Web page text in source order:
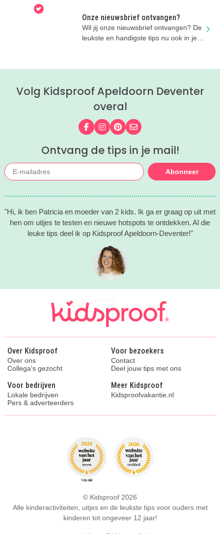
Onze nieuwsbrief ontvangen?
Wil jij onze nieuwsbrief ontvangen? De
leukste en handigste tips nu ook in je
Volg Kidsproof Apeldoorn Deventer
overal
Volg ons op Facebook
Volg ons op Instagram
Volg ons op Pinterest
Mail ons
Ontvang de tips in je mail!
Abonneer
"Hi, ik ben Patricia en moeder van 2 kids. Ik ga er graag op uit met
hen om uitjes te testen en nieuwe hotspots te ontdekken. Al die
leuke tips deel ik op Kidsproof Apeldoorn-Deventer!"
Over Kidsproof
Over ons
Collega's gezocht
Voor bezoekers
Contact
Deel jouw tips met ons
Voor bedrijven
Lokale bedrijven
Pers & adverteerders
Meer Kidsproof
Kidsproofvakantie.nl
© Kidsproof 2026
Alle kinderactiviteiten, uitjes en de leukste tips voor ouders met
kinderen tot ongeveer 12 jaar!